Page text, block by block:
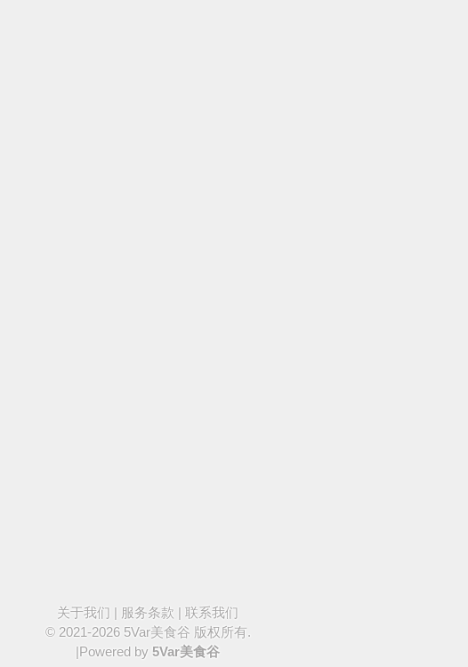
关于我们 | 服务条款 | 联系我们
© 2021-2026 5Var美食谷 版权所有.
|Powered by 5Var美食谷